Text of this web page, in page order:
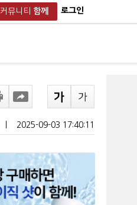
커뮤니티 함께 로그인
2025-09-03 17:40:11